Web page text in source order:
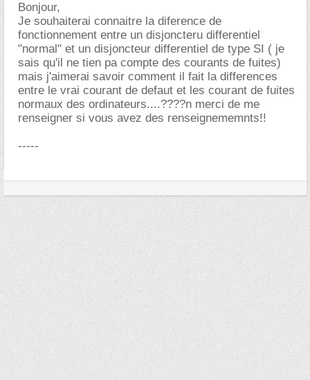
Bonjour,
Je souhaiterai connaitre la diference de
fonctionnement entre un disjoncteru differentiel
"normal" et un disjoncteur differentiel de type SI ( je
sais qu'il ne tien pa compte des courants de fuites)
mais j'aimerai savoir comment il fait la differences
entre le vrai courant de defaut et les courant de fuites
normaux des ordinateurs....????n merci de me
renseigner si vous avez des renseignememnts!!
-----